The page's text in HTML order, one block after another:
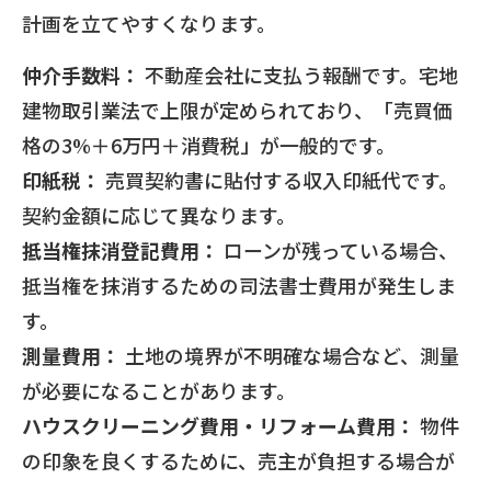
計画を立てやすくなります。
仲介手数料： 不動産会社に支払う報酬です。宅地
建物取引業法で上限が定められており、「売買価
格の3%＋6万円＋消費税」が一般的です。
印紙税： 売買契約書に貼付する収入印紙代です。
契約金額に応じて異なります。
抵当権抹消登記費用： ローンが残っている場合、
抵当権を抹消するための司法書士費用が発生しま
す。
測量費用： 土地の境界が不明確な場合など、測量
が必要になることがあります。
ハウスクリーニング費用・リフォーム費用： 物件
の印象を良くするために、売主が負担する場合が